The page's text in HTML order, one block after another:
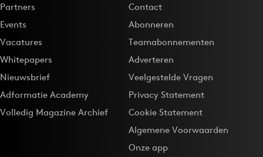
Partners
Events
Vacatures
Whitepapers
Nieuwsbrief
Adformatie Academy
Volledig Magazine Archief
Contact
Abonneren
Teamabonnementen
Adverteren
Veelgestelde Vragen
Privacy Statement
Cookie Statement
Algemene Voorwaarden
Onze app